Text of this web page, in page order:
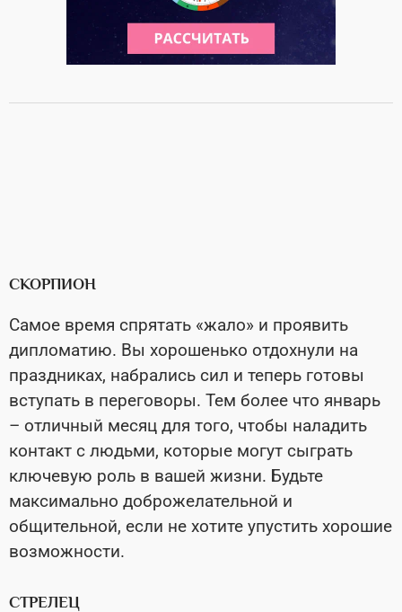
СКОРПИОН
Самое время спрятать «жало» и проявить
дипломатию. Вы хорошенько отдохнули на
праздниках, набрались сил и теперь готовы
вступать в переговоры. Тем более что январь
– отличный месяц для того, чтобы наладить
контакт с людьми, которые могут сыграть
ключевую роль в вашей жизни. Будьте
максимально доброжелательной и
общительной, если не хотите упустить хорошие
возможности.
СТРЕЛЕЦ